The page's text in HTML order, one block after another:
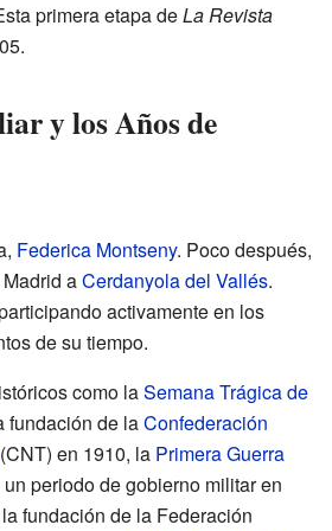
primera etapa deLa Revista
y los Años de
Federica Montseny. Poco después,
aCerdanyola del Vallés.
activamente en los
de su tiempo.
como laSemana Trágica de
fundación de laConfederación
(CNT) en 1910, la Primera Guerra
periodo de gobierno militar en
fundación de la Federación